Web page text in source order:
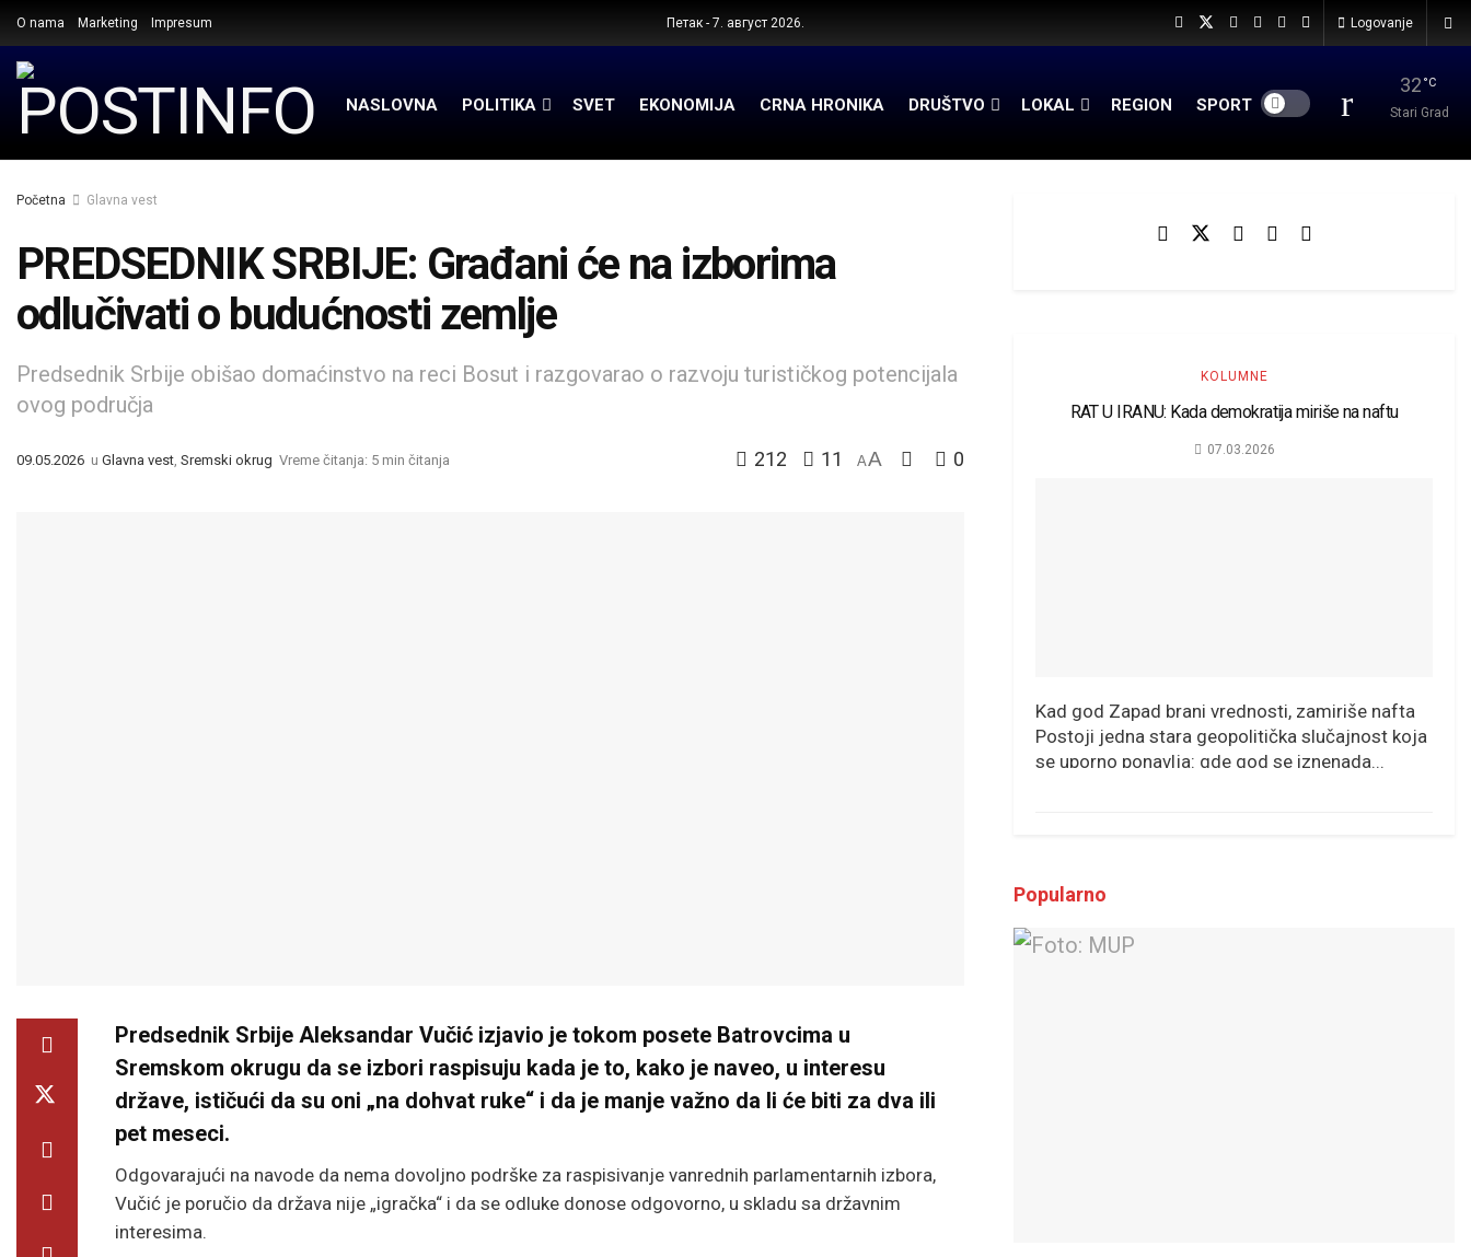
O nama Marketing Impresum Петак - 7. август 2026. Logovanje
NASLOVNA POLITIKA SVET EKONOMIJA CRNA HRONIKA DRUŠTVO LOKAL REGION SPORT
32 °C
Stari Grad
Početna Glavna vest
PREDSEDNIK SRBIJE: Građani će na izborima
odlučivati o budućnosti zemlje
Predsednik Srbije obišao domaćinstvo na reci Bosut i razgovarao o razvoju turističkog potencijala
ovog područja
09.05.2026 u Glavna vest Sremski okrug Vreme čitanja: 5 min čitanja 212 11 AA 0
Predsednik Srbije Aleksandar Vučić izjavio je tokom posete Batrovcima u
Sremskom okrugu da se izbori raspisuju kada je to, kako je naveo, u interesu
države, ističući da su oni „na dohvat ruke“ i da je manje važno da li će biti za dva ili
pet meseci.
Odgovarajući na navode da nema dovoljno podrške za raspisivanje vanrednih parlamentarnih izbora,
Vučić je poručio da država nije „igračka“ i da se odluke donose odgovorno, u skladu sa državnim
interesima.
KOLUMNE
RAT U IRANU: Kada demokratija miriše na naftu
07.03.2026
Kad god Zapad brani vrednosti, zamiriše nafta
Postoji jedna stara geopolitička slučajnost koja
se uporno ponavlja: gde god se iznenada...
Popularno